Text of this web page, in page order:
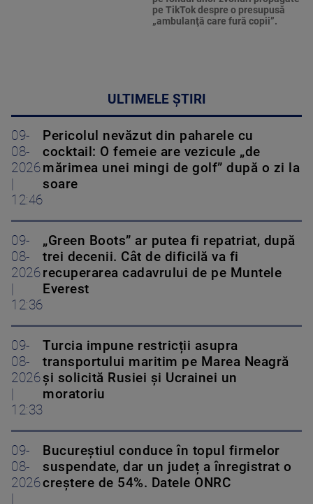
pe TikTok despre o presupusă
„ambulanţă care fură copii”.
ULTIMELE ȘTIRI
09-
08-
2026
12:46
Pericolul nevăzut din paharele cu
cocktail: O femeie are vezicule „de
mărimea unei mingi de golf” după o zi la
soare
09-
08-
2026
12:36
„Green Boots” ar putea fi repatriat, după
trei decenii. Cât de dificilă va fi
recuperarea cadavrului de pe Muntele
Everest
09-
08-
2026
12:33
Turcia impune restricții asupra
transportului maritim pe Marea Neagră
și solicită Rusiei și Ucrainei un
moratoriu
09-
08-
2026
Bucureștiul conduce în topul firmelor
suspendate, dar un județ a înregistrat o
creștere de 54%. Datele ONRC